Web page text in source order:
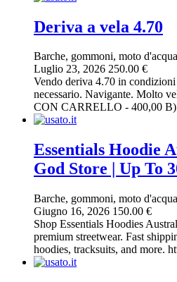
Deriva a vela 4.70
Barche, gommoni, moto d'acqua
Luglio 23, 2026 250.00 €
Vendo deriva 4.70 in
necessario. Navigante. Molto
CON CARRELLO - 400,00
Essentials Hoodie
God Store | Up To
Barche, gommoni, moto d'acqua
Giugno 16, 2026 150.00 €
Shop Essentials Hoodies
premium streetwear. Fast
hoodies, tracksuits, and more.